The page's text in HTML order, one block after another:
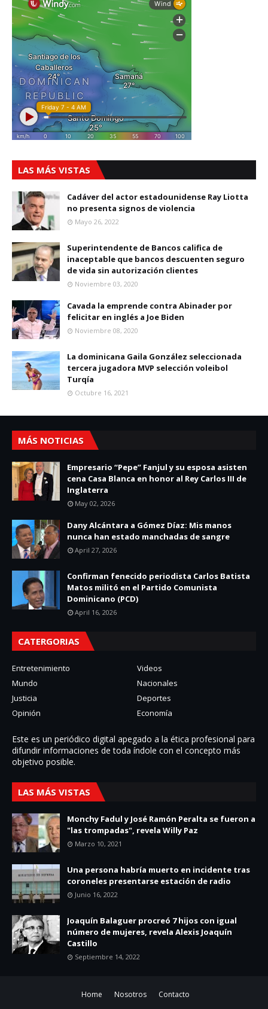
LAS MÁS VISTAS
Cadáver del actor estadounidense Ray Liotta
no presenta signos de violencia
Mayo 26, 2022
Superintendente de Bancos califica de
inaceptable que bancos descuenten seguro
de vida sin autorización clientes
Noviembre 03, 2020
Cavada la emprende contra Abinader por
felicitar en inglés a Joe Biden
Noviembre 08, 2020
La dominicana Gaila González seleccionada
tercera jugadora MVP selección voleibol
Turqía
Octubre 16, 2021
MÁS NOTICIAS
Empresario “Pepe” Fanjul y su esposa asisten
cena Casa Blanca en honor al Rey Carlos III de
Inglaterra
May 02, 2026
Dany Alcántara a Gómez Díaz: Mis manos
nunca han estado manchadas de sangre
April 27, 2026
Confirman fenecido periodista Carlos Batista
Matos militó en el Partido Comunista
Dominicano (PCD)
April 16, 2026
CATERGORIAS
Entretenimiento
Videos
Mundo
Nacionales
Justicia
Deportes
Opinión
Economía
Este es un periódico digital apegado a la ética profesional para
difundir informaciones de toda í­ndole con el concepto más
objetivo posible.
LAS MÁS VISTAS
Monchy Fadul y José Ramón Peralta se fueron a
"las trompadas", revela Willy Paz
Marzo 10, 2021
Una persona habría muerto en incidente tras
coroneles presentarse estación de radio
Junio 16, 2022
Joaquín Balaguer procreó 7 hijos con igual
número de mujeres, revela Alexis Joaquín
Castillo
Septiembre 14, 2022
Home Nosotros
Contacto